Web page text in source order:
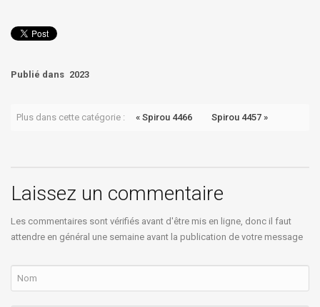
Publié dans 2023
Plus dans cette catégorie : « Spirou 4466 Spirou 4457 »
Laissez un commentaire
Les commentaires sont vérifiés avant d'être mis en ligne, donc il faut
attendre en général une semaine avant la publication de votre message